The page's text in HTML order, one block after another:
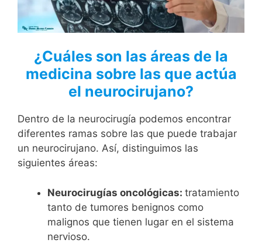
¿Cuáles son las áreas de la
medicina sobre las que actúa
el neurocirujano?
Dentro de la neurocirugía podemos encontrar
diferentes ramas sobre las que puede trabajar
un neurocirujano. Así, distinguimos las
siguientes áreas:
Neurocirugías oncológicas: tratamiento
tanto de tumores benignos como
malignos que tienen lugar en el sistema
nervioso.